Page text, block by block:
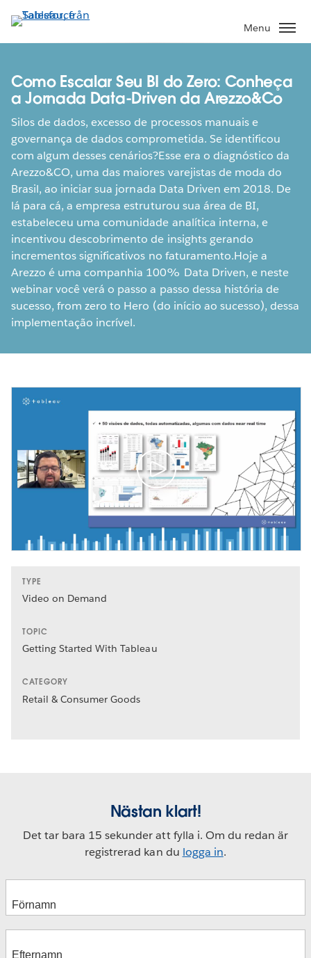
vidare
till
Menu
Como Escalar Seu BI do Zero: Conheça
a Jornada Data-Driven da Arezzo&Co
Silos de dados, excesso de processos manuais e
governança de dados comprometida. Se identificou
com algum desses cenários?Esse era o diagnóstico da
Arezzo&CO, uma das maiores varejistas de moda do
Brasil, ao iniciar sua jornada Data Driven em 2018. De
lá para cá, a empresa estruturou sua área de BI,
estabeleceu uma comunidade analítica interna, e
incentivou descobrimento de insights gerando
incrementos significativos no faturamento.Hoje a
Arezzo é uma companhia 100% Data Driven, e neste
webinar você verá o passo a passo dessa história de
sucesso, from zero to Hero (do início ao sucesso), dessa
implementação incrível.
TYPE
Video on Demand
TOPIC
Getting Started With Tableau
CATEGORY
Retail & Consumer Goods
Nästan klart!
Det tar bara 15 sekunder att fylla i. Om du redan är
registrerad kan du logga in.